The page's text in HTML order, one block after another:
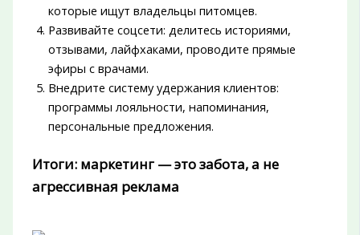
которые ищут владельцы питомцев.
Развивайте соцсети: делитесь историями,
отзывами, лайфхаками, проводите прямые
эфиры с врачами.
Внедрите систему удержания клиентов:
программы лояльности, напоминания,
персональные предложения.
Итоги: маркетинг — это забота, а не
агрессивная реклама